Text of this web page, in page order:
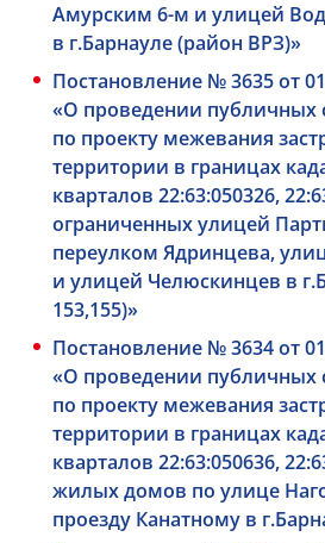
Амурским 6-м и улицей
в г.Барнауле (район ВРЗ)»
Постановление № 3635 от
«О проведении публичных
по проекту межевания
территории в границах
кварталов 22:63:050326,
ограниченных улицей
переулком Ядринцева,
и улицей Челюскинцев в
153,155)»
Постановление № 3634 от
«О проведении публичных
по проекту межевания
территории в границах
кварталов 22:63:050636,
жилых домов по улице
проезду Канатному в